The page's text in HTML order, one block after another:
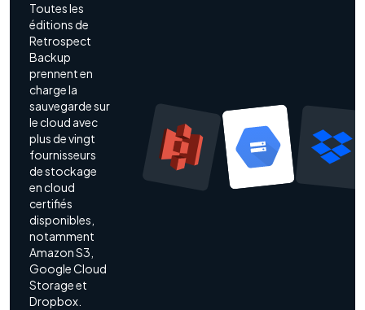
Toutes les
éditions de
Retrospect
Backup
prennent en
charge la
sauvegarde sur
le cloud avec
plus de vingt
fournisseurs
de stockage
en cloud
certifiés
disponibles,
notamment
Amazon S3,
Google Cloud
Storage et
Dropbox.